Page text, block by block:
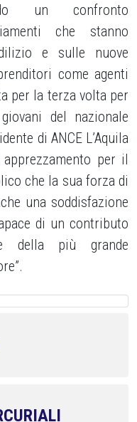
un confronto
che stanno
e sulle nuove
come agenti
per la terza volta per
del nazionale
di ANCE L’Aquila
per il
che la sua forza di
una soddisfazione
di un contributo
della più grande